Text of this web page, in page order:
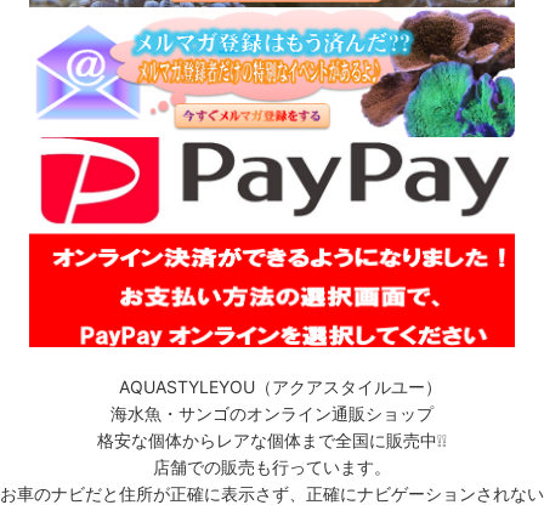
AQUASTYLEYOU（アクアスタイルユー）
海水魚・サンゴのオンライン通販ショップ
格安な個体からレアな個体まで全国に販売中❕❕
店舗での販売も行っています。
お車のナビだと住所が正確に表示さず、正確にナビゲーションされない